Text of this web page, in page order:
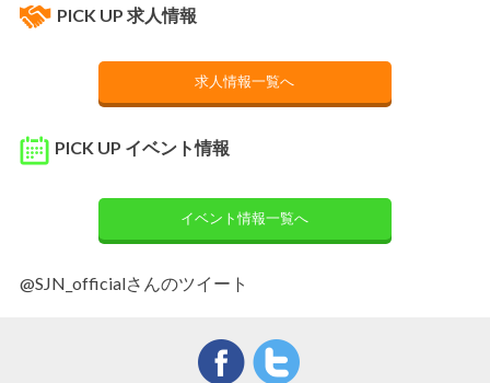
PICK UP 求人情報
求人情報一覧へ
PICK UP イベント情報
イベント情報一覧へ
@SJN_officialさんのツイート